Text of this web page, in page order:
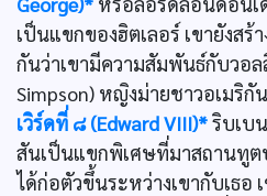
เป็นแขกของฮิตเลอร์ เขายังสร้
กันว่าเขามีความสัมพันธ์กับวอ
Simpson) หญิงม่ายชาวอเมริ
เวิร์ดที่ ๘ (Edward VIII)*ริบเบ
สันเป็นแขกพิเศษที่มาสถานทู
ได้ก่อตัวขึ้นระหว่างเขากับเธอ